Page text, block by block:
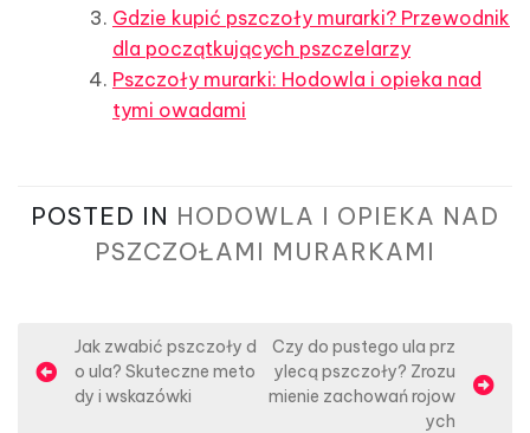
Gdzie kupić pszczoły murarki? Przewodnik
dla początkujących pszczelarzy
Pszczoły murarki: Hodowla i opieka nad
tymi owadami
POSTED IN HODOWLA I OPIEKA NAD
PSZCZOŁAMI MURARKAMI
a
Jak zwabić pszczoły d
o ula? Skuteczne meto
dy i wskazówki
Czy do pustego ula prz
ylecą pszczoły? Zrozu
mienie zachowań rojow
ych